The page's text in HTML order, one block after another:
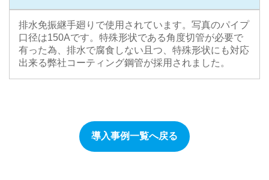
排水免振継手廻りで使用されています。写真のパイプ
口径は150Aです。特殊形状である角度切管が必要で
有った為、排水で腐食しない且つ、特殊形状にも対応
出来る弊社コーティング鋼管が採用されました。
導入事例一覧へ戻る